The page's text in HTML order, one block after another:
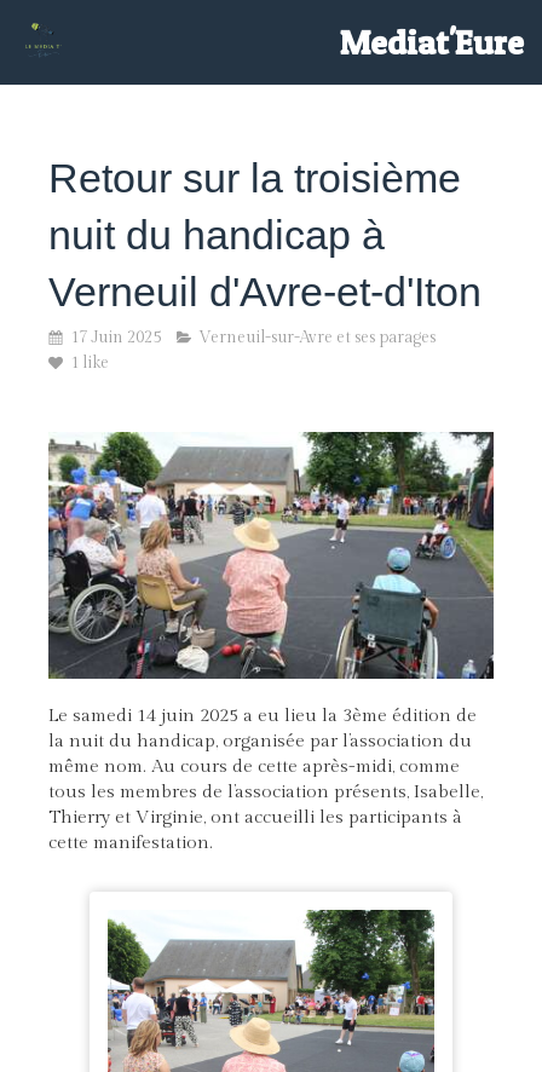
Mediat'Eure
Retour sur la troisième
nuit du handicap à
Verneuil d'Avre-et-d'Iton
17 Juin 2025
Verneuil-sur-Avre et ses parages
1 like
Le samedi 14 juin 2025 a eu lieu la 3ème édition de
la nuit du handicap, organisée par l’association du
même nom. Au cours de cette après-midi, comme
tous les membres de l’association présents, Isabelle,
Thierry et Virginie, ont accueilli les participants à
cette manifestation.